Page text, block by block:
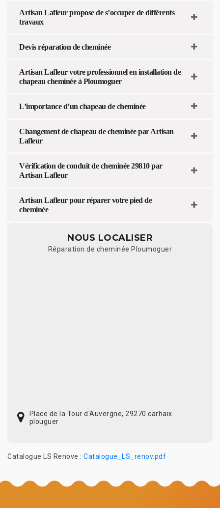
Artisan Lafleur propose de s’occuper de différents
travaux
Devis réparation de cheminée
Artisan Lafleur votre professionnel en installation de
chapeau cheminée à Ploumoguer
L’importance d’un chapeau de cheminée
Changement de chapeau de cheminée par Artisan
Lafleur
Vérification de conduit de cheminée 29810 par
Artisan Lafleur
Artisan Lafleur pour réparer votre pied de
cheminée
NOUS LOCALISER
Réparation de cheminée Ploumoguer
Place de la Tour d'Auvergne, 29270 carhaix
plouguer
Catalogue LS Renove : Catalogue_LS_renov.pdf